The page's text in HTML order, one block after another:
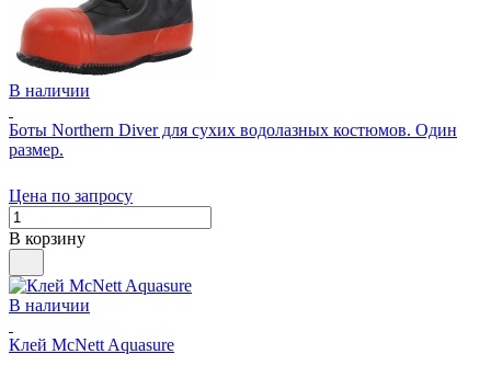
В наличии
Боты Northern Diver для сухих водолазных костюмов. Один
размер.
Цена по запросу
В корзину
В наличии
Клей McNett Aquasure